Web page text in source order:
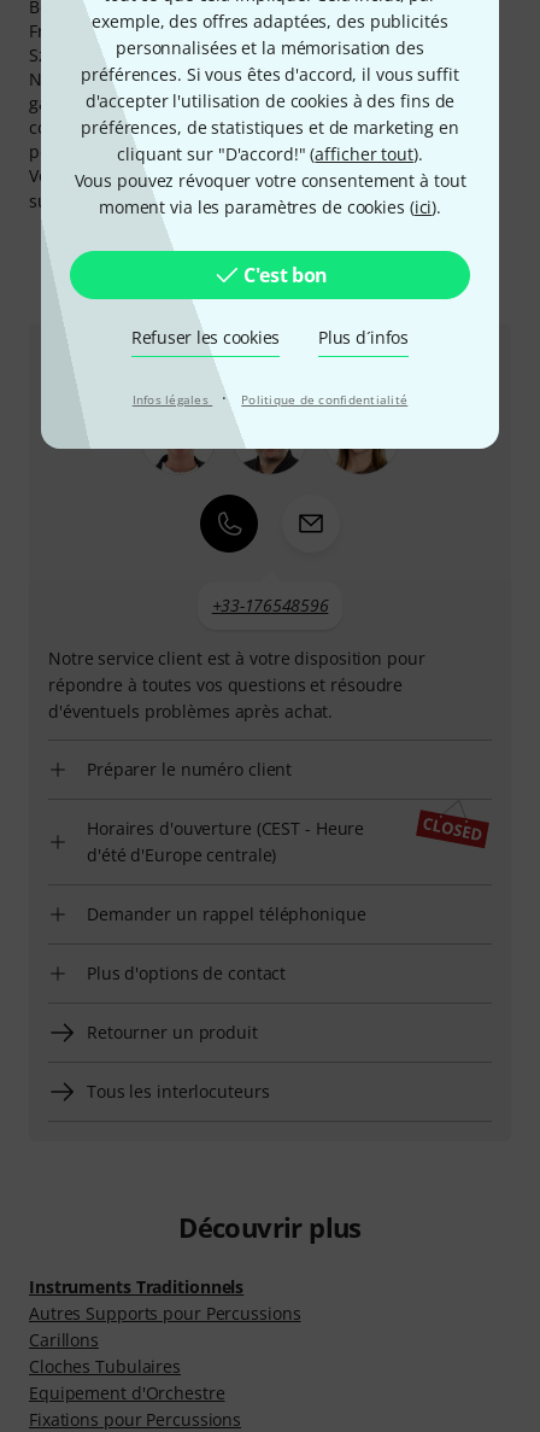
exemple, des offres adaptées, des publicités
personnalisées et la mémorisation des
préférences. Si vous êtes d'accord, il vous suffit
d'accepter l'utilisation de cookies à des fins de
préférences, de statistiques et de marketing en
cliquant sur "D'accord!" (afficher tout).
Vous pouvez révoquer votre consentement à tout
moment via les paramètres de cookies (ici).
C'est bon
Refuser les cookies Plus d´infos
Infos légales · Politique de confidentialité
Beat, Renaud Detruit, Alexey Chizhik, Daniel Berg,
Francesca Santangelo, Ignacio Ceballos Martin, Karol
Szymanowski et Mark Ford.
Nous offrons aussi pour les produits Bergerault notre
garantie 30 jours satisfait ou remboursé, 3 ans de tout
comme de nombreux services tels que des conseils
personnalisés, et autres services sur le site internet, etc.
Vous pouvez trouver plus d'informations sur le fabricant
sur
http://www.bergerault.com
Comment nous contacter
Service Client France
+33-176548596
Notre service client est à votre disposition pour
répondre à toutes vos questions et résoudre
d'éventuels problèmes après achat.
Préparer le numéro client
Horaires d'ouverture (CEST - Heure
d'été d'Europe centrale)
Demander un rappel téléphonique
Plus d'options de contact
Retourner un produit
Tous les interlocuteurs
Découvrir plus
Instruments Traditionnels
Autres Supports pour Percussions
Carillons
Cloches Tubulaires
Equipement d'Orchestre
Fixations pour Percussions